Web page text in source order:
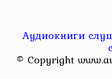
Аудиокниги
© Copyright